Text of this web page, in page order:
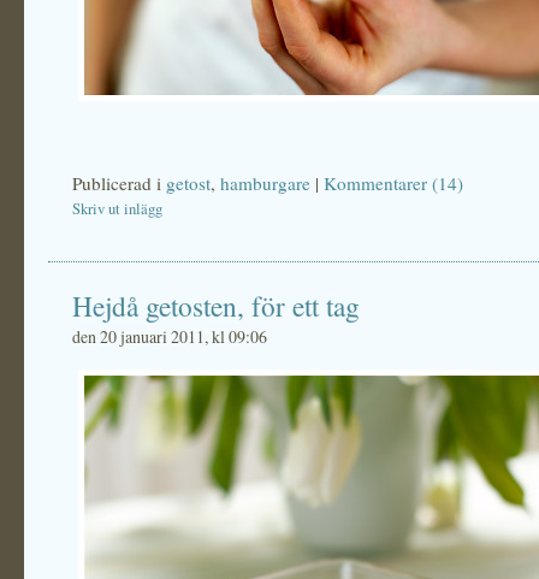
Publicerad i getost, hamburgare | Kommentarer (14)
Skriv ut inlägg
Hejdå getosten, för ett tag
den 20 januari 2011, kl 09:06